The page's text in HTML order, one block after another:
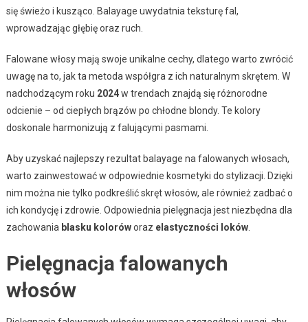
się świeżo i kusząco. Balayage uwydatnia teksturę fal,
wprowadzając głębię oraz ruch.
Falowane włosy mają swoje unikalne cechy, dlatego warto zwrócić
uwagę na to, jak ta metoda współgra z ich naturalnym skrętem. W
nadchodzącym roku 2024w trendach znajdą się różnorodne
odcienie – od ciepłych brązów po chłodne blondy. Te kolory
doskonale harmonizują z falującymi pasmami.
Aby uzyskać najlepszy rezultat balayage na falowanych włosach,
warto zainwestować w odpowiednie kosmetyki do stylizacji. Dzięki
nim można nie tylko podkreślić skręt włosów, ale również zadbać o
ich kondycję i zdrowie. Odpowiednia pielęgnacja jest niezbędna dla
zachowania blasku koloróworaz elastyczności loków.
Pielęgnacja falowanych
włosów